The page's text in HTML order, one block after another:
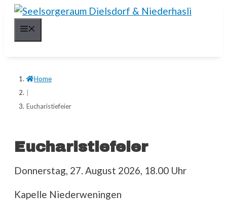
Springe
Inhalt
Home
Eucharistiefeier
Eucharistiefeier
Donnerstag, 27. August 2026, 18.00 Uhr
Kapelle Niederweningen